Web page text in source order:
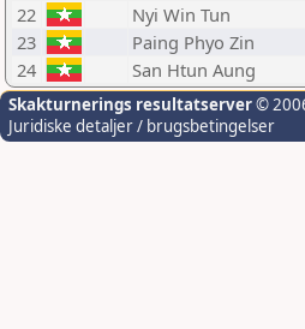
22
Nyi Win Tun
23
Paing Phyo Zin
24
San Htun Aung
Skakturnerings resultatserver©
Juridiske detaljer / brugsbetingelser